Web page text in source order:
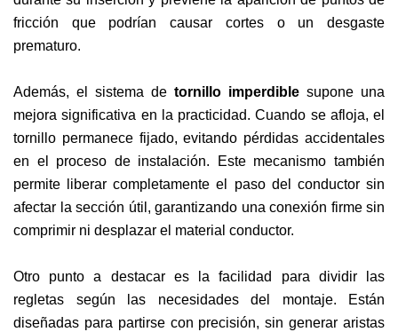
fricción que podrían causar cortes o un desgaste
prematuro.
Además, el sistema de tornillo imperdible supone una
mejora significativa en la practicidad. Cuando se afloja, el
tornillo permanece fijado, evitando pérdidas accidentales
en el proceso de instalación. Este mecanismo también
permite liberar completamente el paso del conductor sin
afectar la sección útil, garantizando una conexión firme sin
comprimir ni desplazar el material conductor.
Otro punto a destacar es la facilidad para dividir las
regletas según las necesidades del montaje. Están
diseñadas para partirse con precisión, sin generar aristas